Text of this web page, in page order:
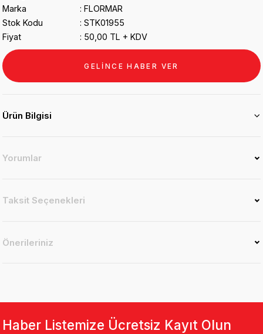
Marka
FLORMAR
Stok Kodu
STK01955
Fiyat
50,00 TL + KDV
GELİNCE HABER VER
Ürün Bilgisi
Yorumlar
Taksit Seçenekleri
Önerileriniz
Haber Listemize Ücretsiz Kayıt Olun